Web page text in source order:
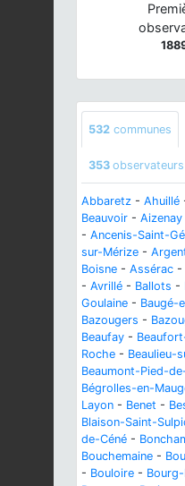
532 communes
353 observateurs
Abbaretz - Ahuillé
Beauvoir - Aizenay
- Ancenis-Saint-
sur-Mérize -
Boisne - Assérac -
- Avrillé - Ballots -
Goulaine - Baugé-
Bazougers -
Beaufay -
Roche - Beaulieu-
Beaumont-Pied-
Bégrolles-en-
Layon - Benet -
Blaison-Saint-
de-Céné -
Bouchemaine -
- Bouloire -